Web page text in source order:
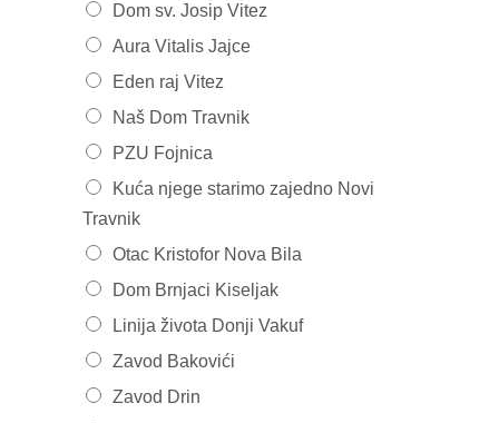
Dom sv. Josip Vitez
Aura Vitalis Jajce
Eden raj Vitez
Naš Dom Travnik
PZU Fojnica
Kuća njege starimo zajedno Novi
Travnik
Otac Kristofor Nova Bila
Dom Brnjaci Kiseljak
Linija života Donji Vakuf
Zavod Bakovići
Zavod Drin